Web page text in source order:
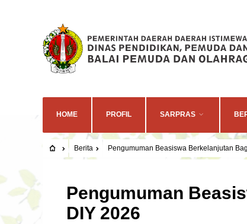
HOME PROFIL SARPRAS
Berita Pengumuman Beasiswa Berkelanjutan
BERITA
Pengumuman
DIY 2026